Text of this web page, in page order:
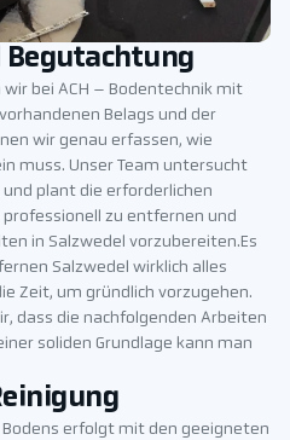
bei ACH – Bodentechnik mit
Belags und der
wir genau erfassen, wie
muss. Unser Team untersucht
plant die erforderlichen
zu entfernen und
in Salzwedel vorzubereiten.Es
Salzwedel wirklich alles
Zeit, um gründlich vorzugehen.
dass die nachfolgenden Arbeiten
soliden Grundlage kann man
erfolgt mit den geeigneten